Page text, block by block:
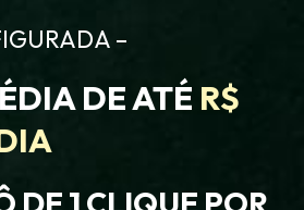
–
DE ATÉ R$